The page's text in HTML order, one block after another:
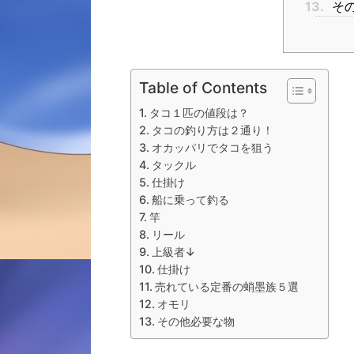
13. そ
Table of Contents
タコ１匹の値段は？
タコの釣り方は２通り！
オカッパリでタコを狙う
タックル
仕掛け
船に乗って釣る
竿
リール
上級者↓
仕掛け
売れている定番の蛸墨族５選
オモリ
その他必要な物